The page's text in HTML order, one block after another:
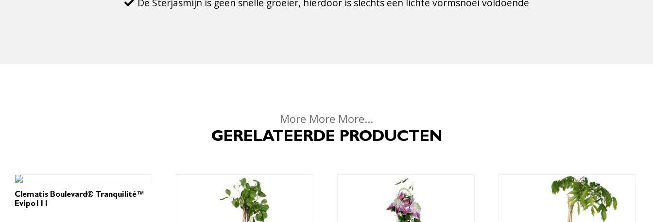
De Sterjasmijn is geen snelle groeier, hierdoor is slechts een lichte vormsnoei voldoende
More More More...
GERELATEERDE PRODUCTEN
Clematis Boulevard® Tranquilité™
Evipo111